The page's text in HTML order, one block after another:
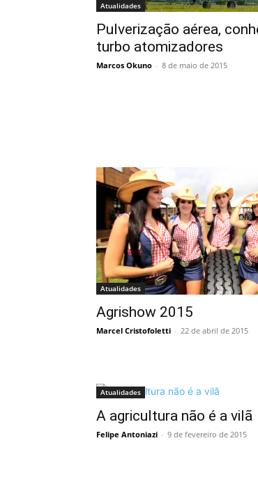
Atualidades
Pulverização aérea,
turbo atomizadores
Marcos Okuno - 8 de maio de 2015
Atualidades
Agrishow 2015
Marcel Cristofoletti - 22 de abril de 2015
Atualidades
A agricultura não é a vilã
Felipe Antoniazi - 9 de fevereiro de 2015